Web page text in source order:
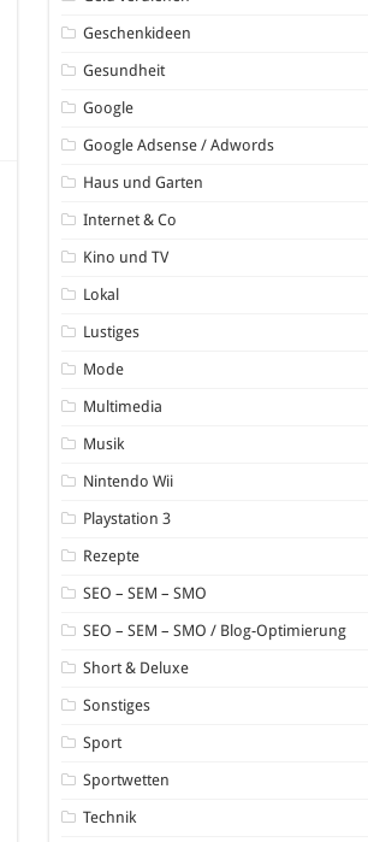
Geschenkideen
Gesundheit
Google
Google Adsense / Adwords
Haus und Garten
Internet & Co
Kino und TV
Lokal
Lustiges
Mode
Multimedia
Musik
Nintendo Wii
Playstation 3
Rezepte
SEO – SEM – SMO
SEO – SEM – SMO / Blog-Optimierung
Short & Deluxe
Sonstiges
Sport
Sportwetten
Technik